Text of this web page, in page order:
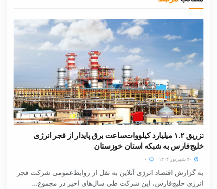
تزریق ۱.۲ میلیارد کیلووات‌ساعت برق پایدار از فجر انرژی
خلیج‌فارس به شبکه استان خوزستان
به گزارش اقتصاد انرژی آنلاین به نقل از روابط‌عمومی شرکت فجر
انرژی خلیج‌فارس، این شرکت طی سال‌های اخیر در مجموع...